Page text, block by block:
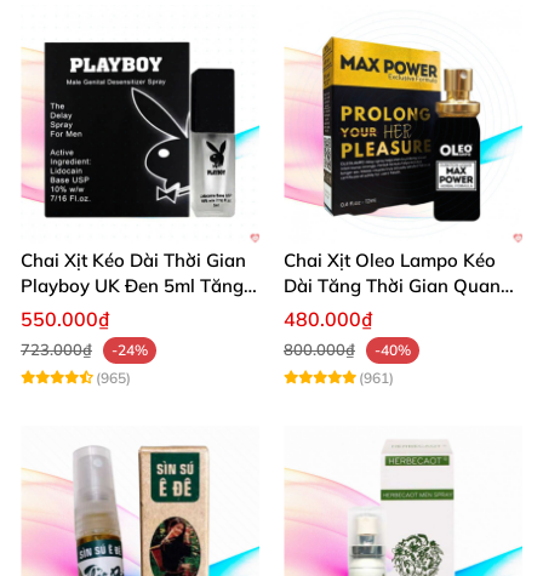
Chai Xịt Kéo Dài Thời Gian
Playboy UK Đen 5ml Tăng
Khoái Cảm
550.000₫
723.000₫
-24%
(965)
Chai Xịt Oleo Lampo Kéo
Dài Tăng Thời Gian Quan
Hệ Chính Hãng
480.000₫
800.000₫
-40%
(961)